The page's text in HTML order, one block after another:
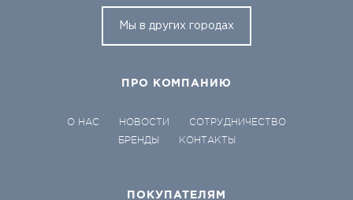
Мы в других городах
ПРО КОМПАНИЮ
О НАС НОВОСТИ
СОТРУДНИЧЕСТВО
БРЕНДЫ
КОНТАКТЫ
ПОКУПАТЕЛЯМ